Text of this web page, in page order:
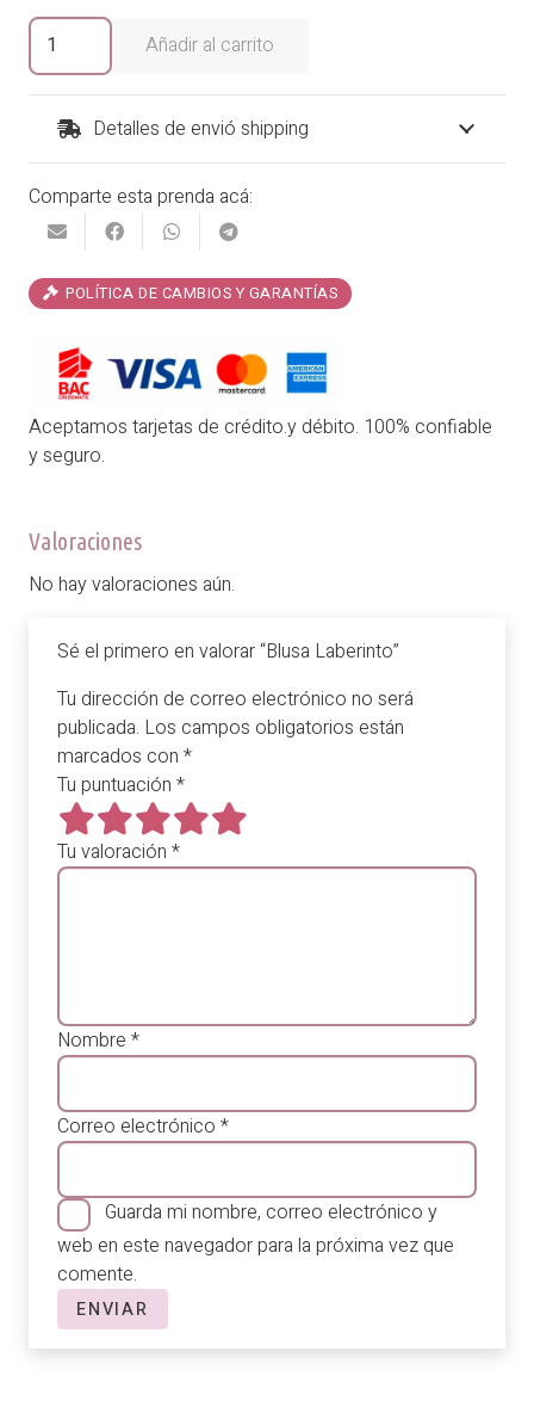
era:
Blusa
Laberinto
cantidad
Añadir al carrito
Detalles de envió shipping
Comparte esta prenda acá:
POLÍTICA DE CAMBIOS Y GARANTÍAS
Aceptamos tarjetas de crédito.y débito. 100% confiable
y seguro.
Valoraciones
No hay valoraciones aún.
Sé el primero en valorar “Blusa Laberinto”
Tu dirección de correo electrónico no será
publicada. Los campos obligatorios están
marcados con *
Tu puntuación *
Tu valoración *
Nombre *
Correo electrónico *
Guarda mi nombre, correo electrónico y
web en este navegador para la próxima vez que
comente.